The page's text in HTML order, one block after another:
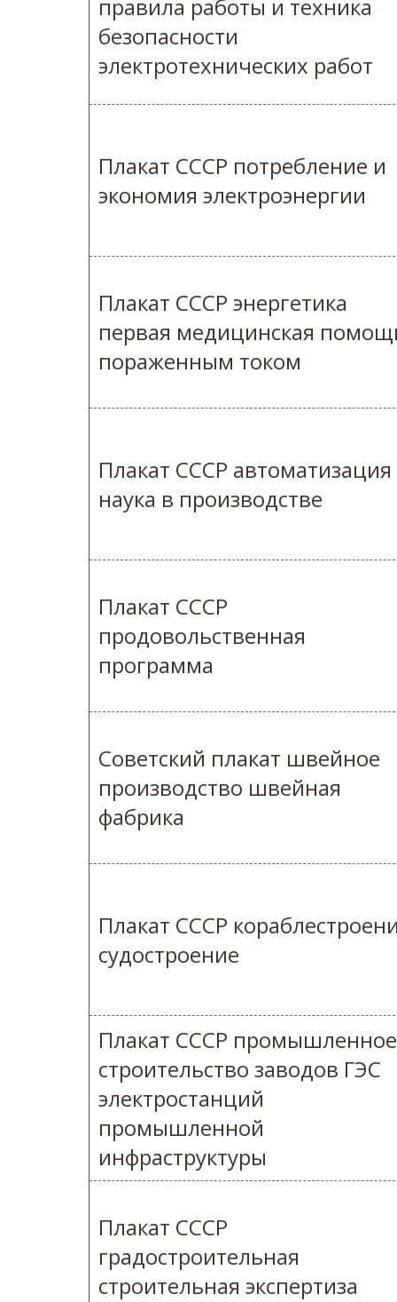
правила работы и техника
безопасности
электротехнических работ
Плакат СССР потребление и
экономия электроэнергии
Плакат СССР энергетика
первая медицинская
пораженным током
Плакат СССР
наука в производстве
Плакат СССР
продовольственная
программа
Советский плакат швейное
производство швейная
фабрика
Плакат СССР
судостроение
Плакат СССР промышленное
строительство заводов ГЭС
электростанций
промышленной
инфраструктуры
Плакат СССР
градостроительная
строительная экспертиза